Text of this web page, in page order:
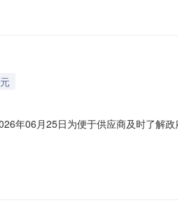
年06月25日为便于供应商及时了解
室及8间计算机实训室安装空调四面